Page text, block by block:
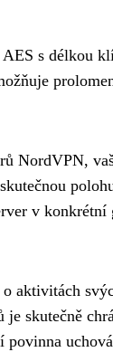
AES s délkou
NordVPN,
v
aktivitách
skutečně